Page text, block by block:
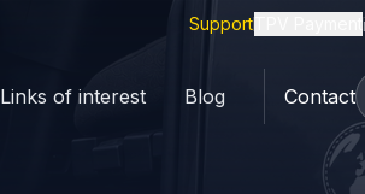
Support TPV Payment
Links of interest Blog Contact